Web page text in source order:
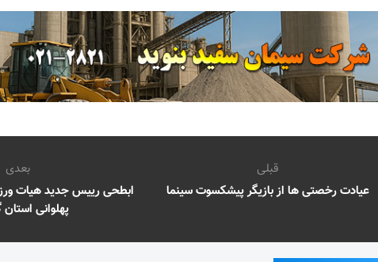
قبلی
عیادت رخصتی ها از بازیگر پیشکسوت سینما
بعدی
ابطحی رییس جدید هیات
پهلوانی